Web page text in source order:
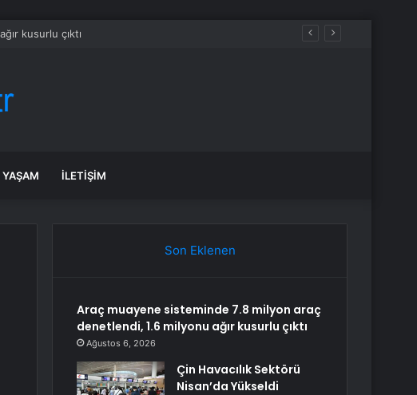
YAŞAM İLETIŞIM
Son Eklenen
Araç muayene sisteminde 7.8 milyon araç
denetlendi, 1.6 milyonu ağır kusurlu çıktı
Ağustos 6, 2026
Çin Havacılık Sektörü
Nisan’da Yükseldi